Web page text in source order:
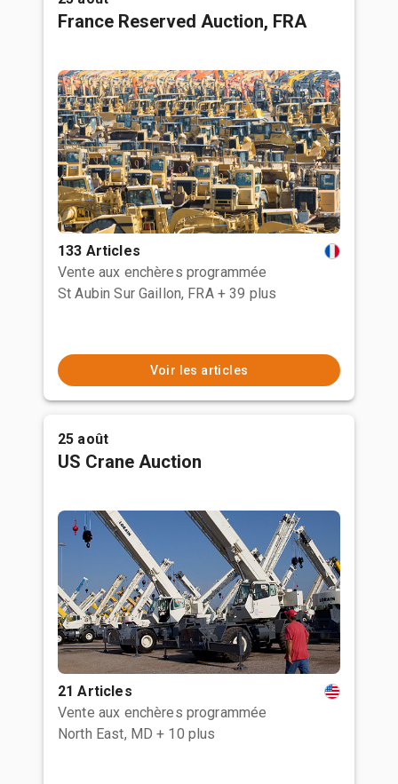
France Reserved Auction, FRA
133 Articles
Vente aux enchères programmée
St Aubin Sur Gaillon, FRA + 39 plus
Voir les articles
25 août
US Crane Auction
21 Articles
Vente aux enchères programmée
North East, MD + 10 plus